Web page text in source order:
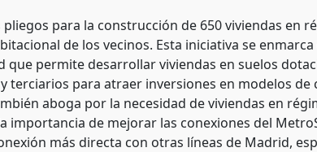
para la construcción de 650 viviendas en
de los vecinos. Esta iniciativa se enmarca
permite desarrollar viviendas en suelos
terciarios para atraer inversiones en modelos de
aboga por la necesidad de viviendas en
importancia de mejorar las conexiones del
más directa con otras líneas de Madrid,